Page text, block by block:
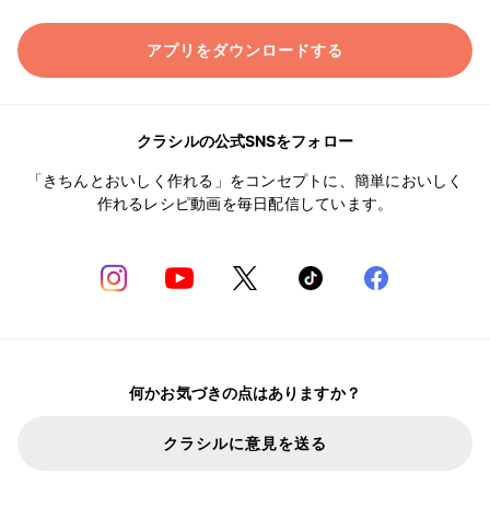
アプリをダウンロードする
クラシルの公式SNSをフォロー
「きちんとおいしく作れる」をコンセプトに、簡単においしく
作れるレシピ動画を毎日配信しています。
何かお気づきの点はありますか？
クラシルに意見を送る